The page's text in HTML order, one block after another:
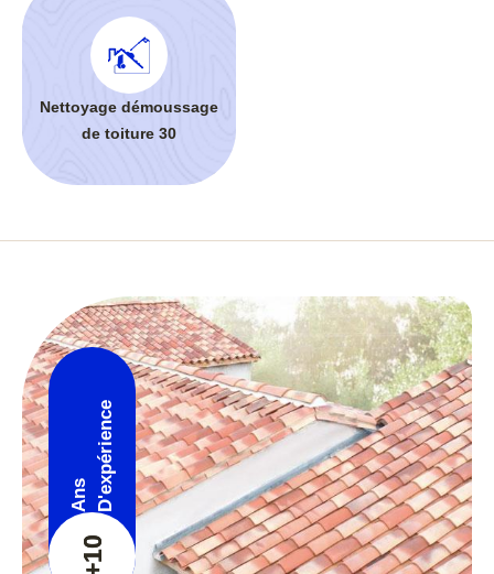
Nettoyage démoussage
de toiture 30
+10
Ans D'expérience